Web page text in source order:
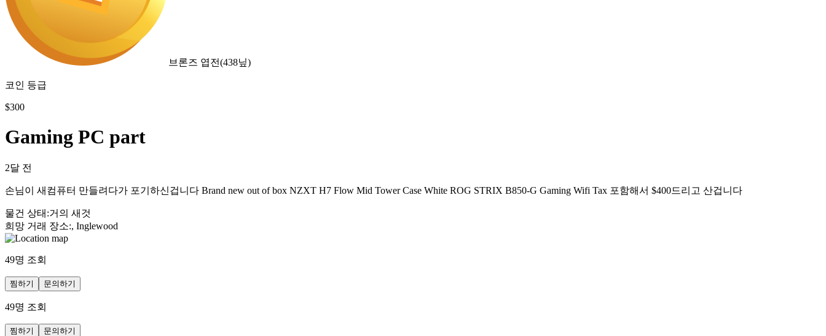
브론즈 엽전(438닢)
코인 등급
$300
Gaming PC part
2달 전
손님이 새컴퓨터 만들려다가 포기하신겁니다 Brand new out of box NZXT H7 Flow Mid Tower Case White ROG STRIX B850-G Gaming Wifi Tax 포함해서 $400드리고 산겁니다
물건 상태 :거의 새것
희망 거래 장소:, Inglewood
49명 조회
찜하기 문의하기
49명 조회
찜하기 문의하기